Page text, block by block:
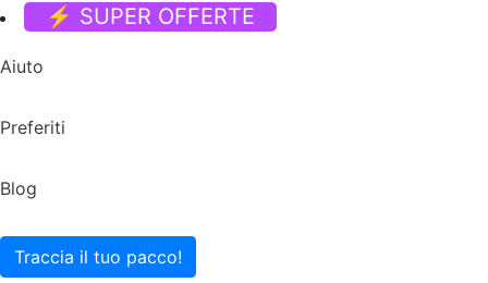
⚡ SUPER OFFERTE
Aiuto
Preferiti
Blog
Traccia il tuo pacco!